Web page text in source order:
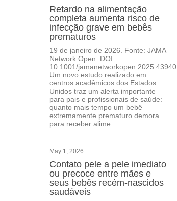
Retardo na alimentação
completa aumenta risco de
infecção grave em bebês
prematuros
19 de janeiro de 2026. Fonte: JAMA
Network Open. DOI:
10.1001/jamanetworkopen.2025.43940.
Um novo estudo realizado em
centros acadêmicos dos Estados
Unidos traz um alerta importante
para pais e profissionais de saúde:
quanto mais tempo um bebê
extremamente prematuro demora
para receber alime...
May 1, 2026
Contato pele a pele imediato
ou precoce entre mães e
seus bebês recém‐nascidos
saudáveis